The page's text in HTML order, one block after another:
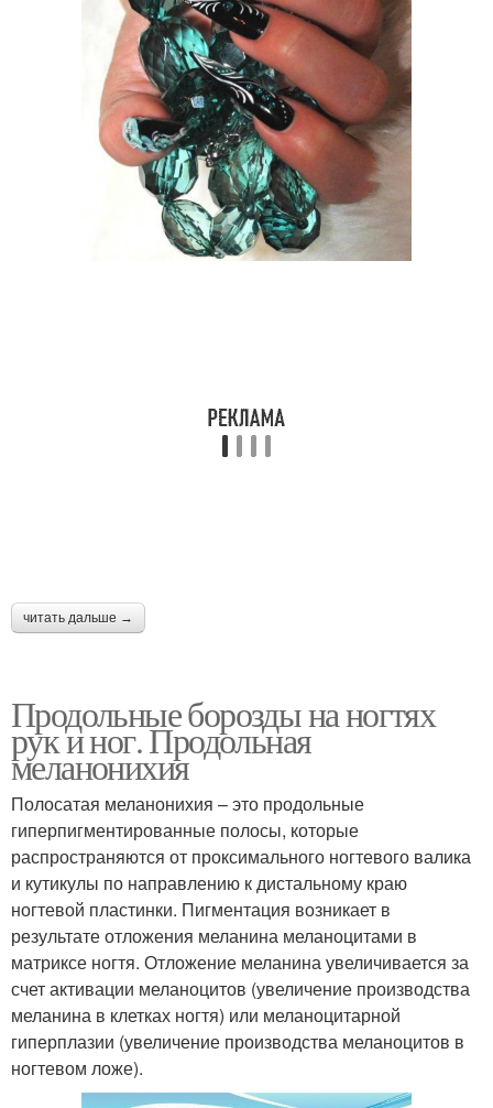
Меланома под ногтем Меланомы под ногтем
Полоса под ногтем Коричневые полоски
читать дальше →
Продольные борозды на ногтях
рук и ног. Продольная
меланонихия
Полосатая меланонихия – это продольные
гиперпигментированные полосы, которые
распространяются от проксимального ногтевого валика
и кутикулы по направлению к дистальному краю
ногтевой пластинки. Пигментация возникает в
результате отложения меланина меланоцитами в
матриксе ногтя. Отложение меланина увеличивается за
счет активации меланоцитов (увеличение производства
меланина в клетках ногтя) или меланоцитарной
гиперплазии (увеличение производства меланоцитов в
ногтевом ложе).